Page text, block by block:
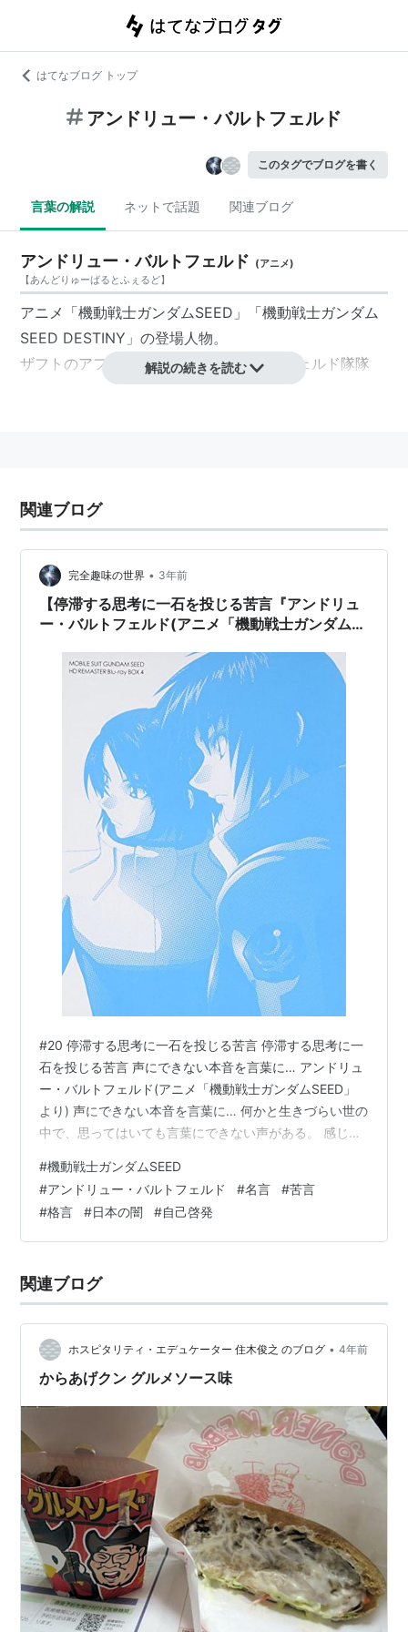
はてなブログ トップ
アンドリュー・バルトフェルド
このタグでブログを書く
言葉の解説 ネットで話題 関連ブログ
アンドリュー・バルトフェルド (アニメ)
【あんどりゅーばるとふぇるど】
アニメ「機動戦士ガンダムSEED」「機動戦士ガンダム
SEED DESTINY」の登場人物。
ザフトのアフリカ方面を担当するバルトフェルド隊隊
長。「砂漠の虎」との異名を持つ猛将である。軍に入る
ど、グルメな一面も持つ。こうした一面があるためか部
あり、それは日常生活においても、パイロットスーツに
おいても顕著であった。アイシャという恋人がおり、
「アンディ」との愛称で呼ばれていた。
い、自身は愛機の指揮官用MSラゴゥ を駆ってアークエ
ンジェルの面々と交戦。キラ・ヤマトにこの戦争におい
て、本当に戦うべき相手とは誰かを問う。キラ・ヤマト
のストライクガンダムに破れ、恋人であるアイシャを失
い、自身も左眼、左腕、右足を失う。奇跡の生還を遂げ
た後、パトリック・ザラによって新造艦エターナルの艦
長に起用されるが、ラクス・クライン率いるクライン派
とともに戦う道を決意し、「三隻同盟」へと参加する。
後、マリュー・ラミアスらとともにオーブ連合首長
国へと亡命していたが、情勢の変化に伴い、アークエン
ジェルのクルー兼ムラサメのパイロットとして起つこと
となる。
さらに情勢が悪化したため、プラントの状況を見定める
ためラクス・クラインと共に宇宙に上がり、戦艦エター
搭乗機は、バクゥ、ラゴゥ、ムラサメ（アンドリュー・
バルトフェルド専用機）、ガイアガンダム（アンドリュ
ー・バルトフェルド専用機）
指揮した艦艇は、 レセップス、エターナル。
関連語
アイシャ
マーチン・ダコスタ
解説の続きを読む
関連ブログ
完全趣味の世界 • 3年前
【停滞する思考に一石を投じる苦言『アンドリュ
ー・バルトフェルド(アニメ「機動戦士ガンダム
#20 停滞する思考に一石を投じる苦言 停滞する思考に一
石を投じる苦言 声にできない本音を言葉に… アンドリュ
ー・バルトフェルド(アニメ「機動戦士ガンダムSEED」
より) 声にできない本音を言葉に… 何かと生きづらい世の
中で、思ってはいても言葉にできない声がある。 感じて
が悪く、心地良い言葉ではないのかもしれない。 だが言
葉にされて、はじめて気づくこともある。 本稿で取り上
げる言葉は、ひとつ間違えれば暴言とも受け取られかね
ないものだ。 しかし何かを変えるためには、声に、言葉
停滞する思考覚醒へ…
#機動戦士ガンダムSEED
#アンドリュー・バルトフェルド #名言 #苦言
#格言 #日本の闇 #自己啓発
関連ブログ
ホスピタリティ・エデュケーター 住木俊之 のブログ • 4年前
からあげクン グルメソース味